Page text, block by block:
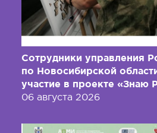
Сотрудники управления
по Новосибирской
участие в проекте «Знаю
06 августа 2026